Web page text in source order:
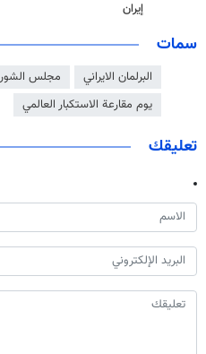
إيران
سمات
البرلمان الايراني
مجلس
يوم مقارعة الاستكبار العالمي
تعليقك